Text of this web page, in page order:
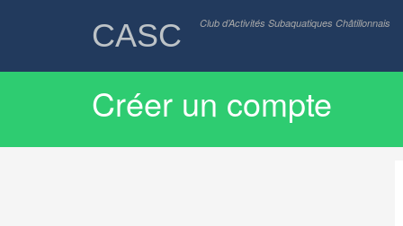
CASC Club d’Activités Subaquatiques Châtillonnais
Créer un compte